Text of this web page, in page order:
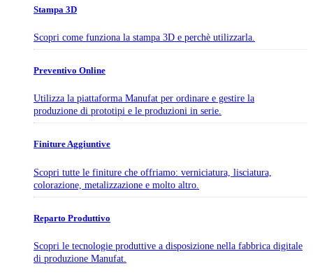
Stampa 3D
Scopri come funziona la stampa 3D e perchè utilizzarla.
Preventivo Online
Utilizza la piattaforma Manufat per ordinare e gestire la
produzione di prototipi e le produzioni in serie.
Finiture Aggiuntive
Scopri tutte le finiture che offriamo: verniciatura, lisciatura,
colorazione, metalizzazione e molto altro.
Reparto Produttivo
Scopri le tecnologie produttive a disposizione nella fabbrica digitale
di produzione Manufat.